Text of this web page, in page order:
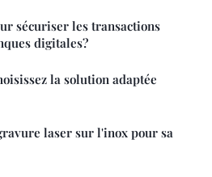
sécuriser les transactions
digitales?
la solution adaptée
laser sur l'inox pour sa